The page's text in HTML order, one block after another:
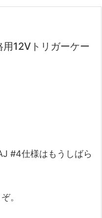
12Vトリガーケー
#4仕様はもうしばら
。